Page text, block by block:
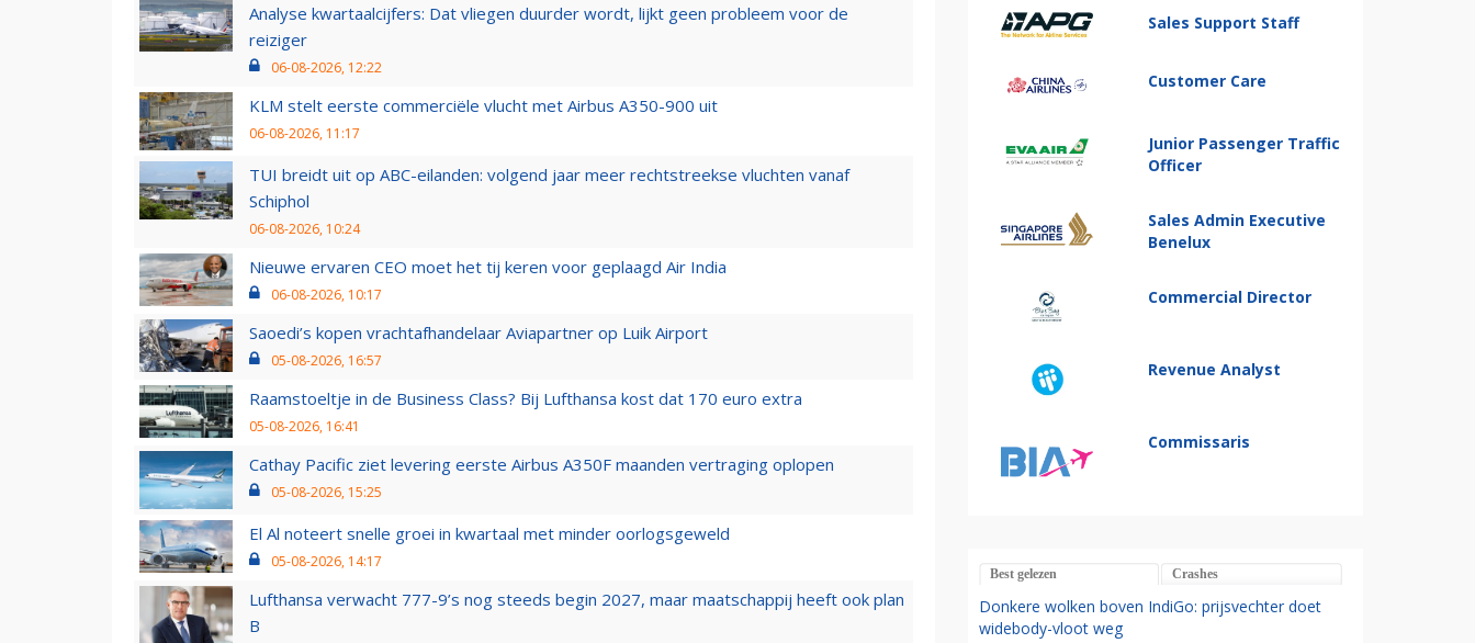
Analyse kwartaalcijfers: Dat vliegen duurder wordt, lijkt geen probleem voor de
reiziger
06-08-2026, 12:22
KLM stelt eerste commerciële vlucht met Airbus A350-900 uit
06-08-2026, 11:17
TUI breidt uit op ABC-eilanden: volgend jaar meer rechtstreekse vluchten vanaf
Schiphol
06-08-2026, 10:24
Nieuwe ervaren CEO moet het tij keren voor geplaagd Air India
06-08-2026, 10:17
Saoedi’s kopen vrachtafhandelaar Aviapartner op Luik Airport
05-08-2026, 16:57
Raamstoeltje in de Business Class? Bij Lufthansa kost dat 170 euro extra
05-08-2026, 16:41
Cathay Pacific ziet levering eerste Airbus A350F maanden vertraging oplopen
05-08-2026, 15:25
El Al noteert snelle groei in kwartaal met minder oorlogsgeweld
05-08-2026, 14:17
Lufthansa verwacht 777-9’s nog steeds begin 2027, maar maatschappij heeft ook plan
B
Sales Support Staff
Customer Care
Junior Passenger Traffic
Officer
Sales Admin Executive
Benelux
Commercial Director
Revenue Analyst
Commissaris
Best gelezen Crashes
Donkere wolken boven IndiGo: prijsvechter doet
widebody-vloot weg